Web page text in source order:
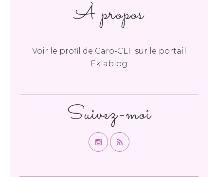
Suivez-moi
À propos
Voir le profil de Caro-CLFsur le portail
Eklablog